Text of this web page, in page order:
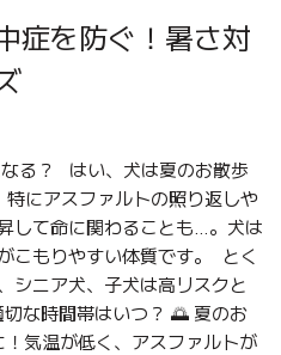
症を防ぐ！暑さ対
る？ はい、犬は夏のお散歩
にアスファルトの照り返しや
して命に関わることも…。犬は
こもりやすい体質です。 とく
シニア犬、子犬は高リスクと
な時間帯はいつ？ 🌅 夏のお
気温が低く、アスファルトが